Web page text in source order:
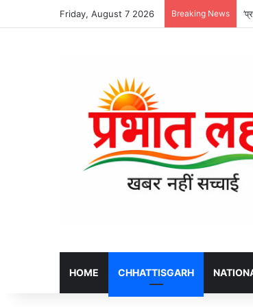
Friday, August 7 2026 Breaking News
HOME CHHATTISGARH